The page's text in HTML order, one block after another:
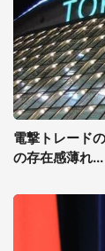
電撃トレード
の存在感薄れ